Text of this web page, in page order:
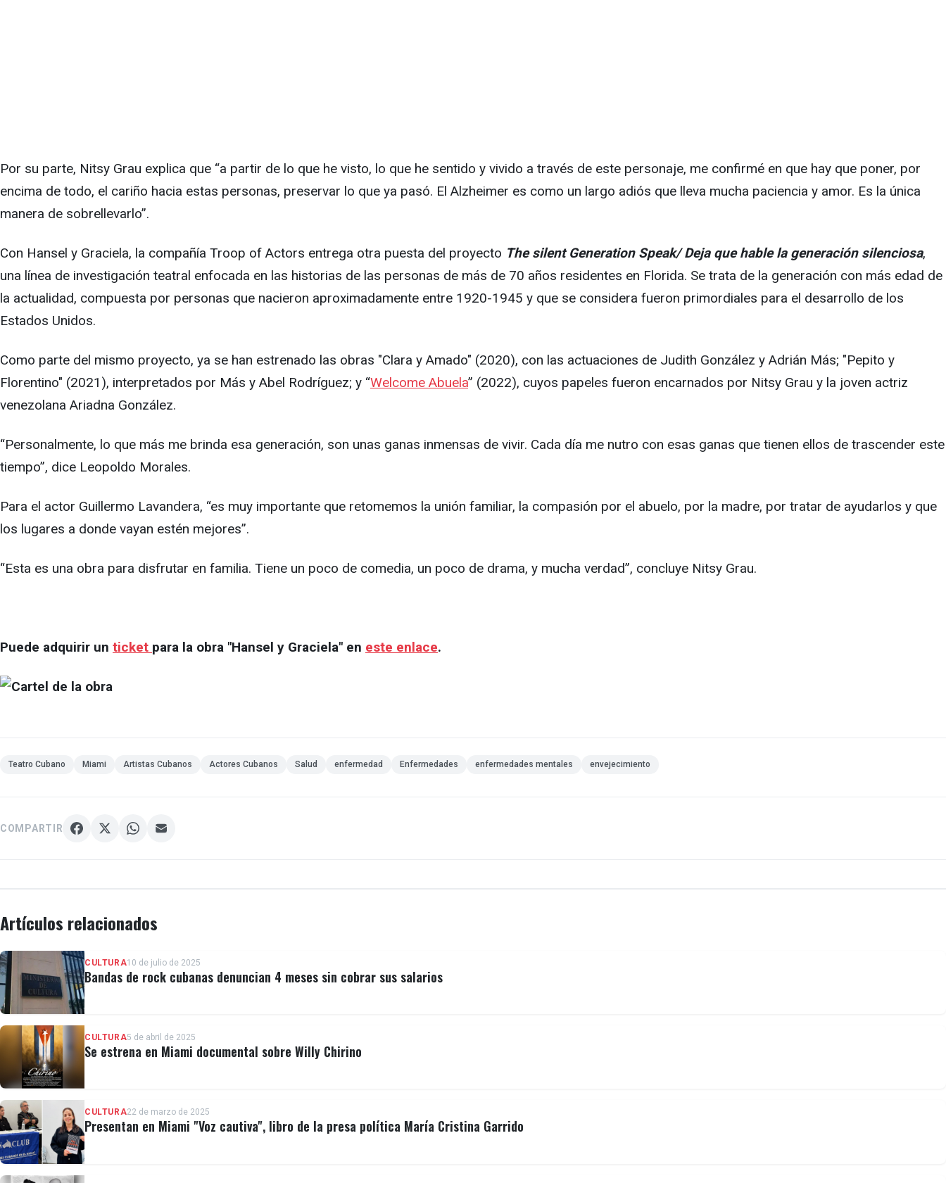
Por su parte, Nitsy Grau explica que “a partir de lo que he visto, lo que he sentido y vivido a través de este personaje, me confirmé en que hay que poner, por
encima de todo, el cariño hacia estas personas, preservar lo que ya pasó. El Alzheimer es como un largo adiós que lleva mucha paciencia y amor. Es la única
manera de sobrellevarlo”.
Con Hansel y Graciela, la compañía Troop of Actors entrega otra puesta del proyecto The silent Generation Speak/ Deja que hable la generación silenciosa,
una línea de investigación teatral enfocada en las historias de las personas de más de 70 años residentes en Florida. Se trata de la generación con más edad de
la actualidad, compuesta por personas que nacieron aproximadamente entre 1920-1945 y que se considera fueron primordiales para el desarrollo de los
Estados Unidos.
Como parte del mismo proyecto, ya se han estrenado las obras "Clara y Amado" (2020), con las actuaciones de Judith González y Adrián Más; "Pepito y
Florentino" (2021), interpretados por Más y Abel Rodríguez; y “Welcome Abuela” (2022), cuyos papeles fueron encarnados por Nitsy Grau y la joven actriz
venezolana Ariadna González.
“Personalmente, lo que más me brinda esa generación, son unas ganas inmensas de vivir. Cada día me nutro con esas ganas que tienen ellos de trascender este
tiempo”, dice Leopoldo Morales.
Para el actor Guillermo Lavandera, “es muy importante que retomemos la unión familiar, la compasión por el abuelo, por la madre, por tratar de ayudarlos y que
los lugares a donde vayan estén mejores”.
“Esta es una obra para disfrutar en familia. Tiene un poco de comedia, un poco de drama, y mucha verdad”, concluye Nitsy Grau.
Puede adquirir un ticket para la obra "Hansel y Graciela" en este enlace.
Teatro Cubano Miami Artistas Cubanos Actores Cubanos Salud enfermedad Enfermedades enfermedades mentales envejecimiento
COMPARTIR
Artículos relacionados
CULTURA10 de julio de 2025
Bandas de rock cubanas denuncian 4 meses sin cobrar sus salarios
CULTURA5 de abril de 2025
Se estrena en Miami documental sobre Willy Chirino
CULTURA22 de marzo de 2025
Presentan en Miami "Voz cautiva", libro de la presa política María Cristina Garrido